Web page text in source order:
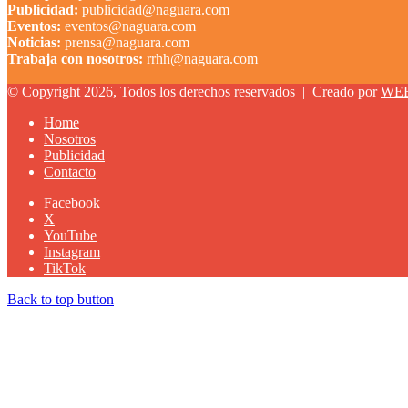
Publicidad: publicidad@naguara.com
Eventos: eventos@naguara.com
Noticias: prensa@naguara.com
Trabaja con nosotros: rrhh@naguara.com
© Copyright 2026, Todos los derechos reservados | Creado por
Home
Nosotros
Publicidad
Contacto
Facebook
X
YouTube
Instagram
TikTok
Back to top button